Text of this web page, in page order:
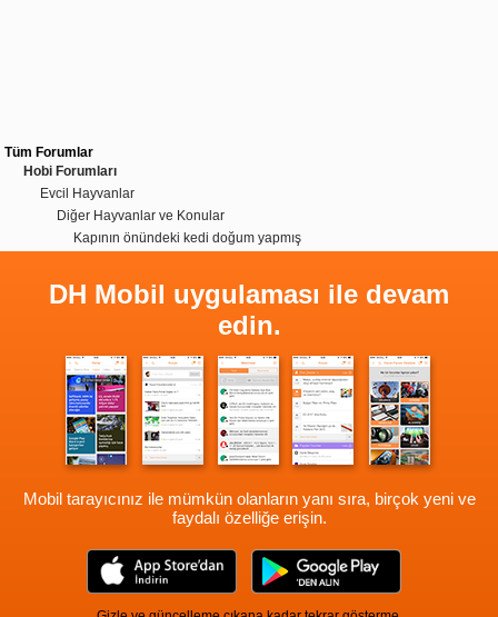
Tüm Forumlar
Hobi Forumları
Evcil Hayvanlar
Diğer Hayvanlar ve Konular
Kapının önündeki kedi doğum yapmış
DH Mobil uygulaması ile devam
edin.
Mobil tarayıcınız ile mümkün olanların yanı sıra, birçok yeni ve
faydalı özelliğe erişin.